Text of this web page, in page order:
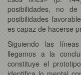
posibilidades, no
posibilidades
es capaz de hacerse
Siguiendo las
llegamos a la
constituye el